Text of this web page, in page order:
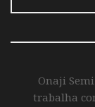
Onaji
trabalha